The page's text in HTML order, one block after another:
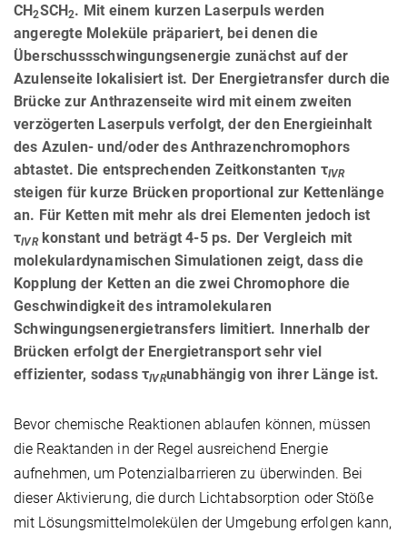
CH2SCH2. Mit einem kurzen Laserpuls werden
angeregte Moleküle präpariert, bei denen die
Überschussschwingungsenergie zunächst auf der
Azulenseite lokalisiert ist. Der Energietransfer durch die
Brücke zur Anthrazenseite wird mit einem zweiten
verzögerten Laserpuls verfolgt, der den Energieinhalt
des Azulen- und/oder des Anthrazenchromophors
abtastet. Die entsprechenden Zeitkonstanten τIVR
steigen für kurze Brücken proportional zur Kettenlänge
an. Für Ketten mit mehr als drei Elementen jedoch ist
τIVRkonstant und beträgt 4-5 ps. Der Vergleich mit
molekulardynamischen Simulationen zeigt, dass die
Kopplung der Ketten an die zwei Chromophore die
Geschwindigkeit des intramolekularen
Schwingungsenergietransfers limitiert. Innerhalb der
Brücken erfolgt der Energietransport sehr viel
effizienter, sodass τIVRunabhängig von ihrer Länge ist.
Bevor chemische Reaktionen ablaufen können, müssen
die Reaktanden in der Regel ausreichend Energie
aufnehmen, um Potenzialbarrieren zu überwinden. Bei
dieser Aktivierung, die durch Lichtabsorption oder Stöße
mit Lösungsmittelmolekülen der Umgebung erfolgen kann,